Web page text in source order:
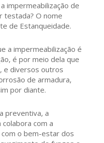
impermeabilização de
testada? O nome
de Estanqueidade.
a impermeabilização é
é por meio dela que
e diversos outros
de armadura,
por diante.
preventiva, a
com a
o bem-estar dos